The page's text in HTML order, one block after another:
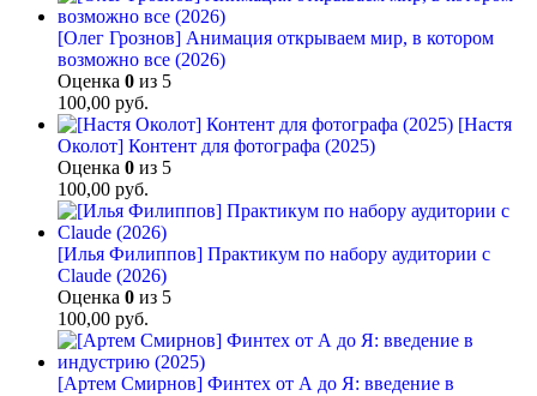
[Олег Грознов] Анимация открываем мир, в котором
возможно все (2026)
Оценка 0 из 5
100,00 руб.
[Настя
Околот] Контент для фотографа (2025)
Оценка 0 из 5
100,00 руб.
[Илья Филиппов] Практикум по набору аудитории с
Claude (2026)
Оценка 0 из 5
100,00 руб.
[Артем Смирнов] Финтех от А до Я: введение в